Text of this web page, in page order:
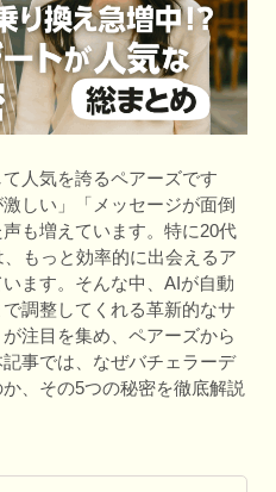
人気を誇るペアーズです
しい」「メッセージが面倒
も増えています。特に20代
もっと効率的に出会えるア
ます。そんな中、AIが自動
調整してくれる革新的なサ
注目を集め、ペアーズから
事では、なぜバチェラーデ
、その5つの秘密を徹底解説